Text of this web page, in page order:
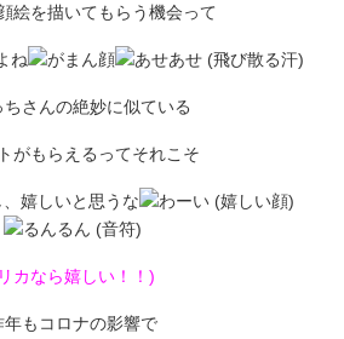
絵を描いてもらう機会って
ね
ちさんの絶妙に似ている
がもらえるってそれこそ
嬉しいと思うな
カなら嬉しい！！)
年もコロナの影響で